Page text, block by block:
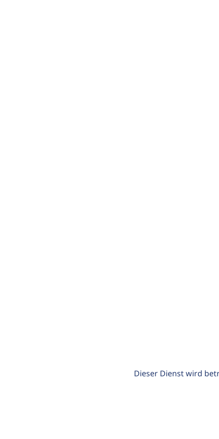
Dieser Dienst wird